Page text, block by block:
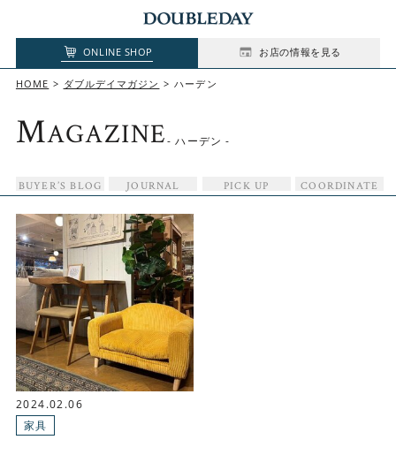
ONLINE SHOP お店の情報を見る
HOME ダブルデイマガジン ハーデン
MAGAZINE- ハーデン -
BUYER’S BLOG JOURNAL PICK UP COORDINATE
2024.02.06
家具